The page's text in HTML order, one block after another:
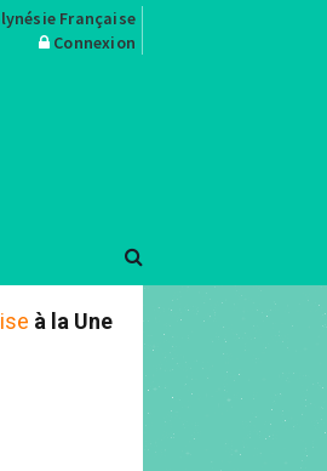
Française
Connexion
à la Une